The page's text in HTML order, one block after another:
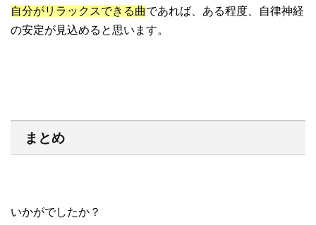
自分がリラックスできる曲であれば、ある程度、自律神経
の安定が見込めると思います。
まとめ
いかがでしたか？